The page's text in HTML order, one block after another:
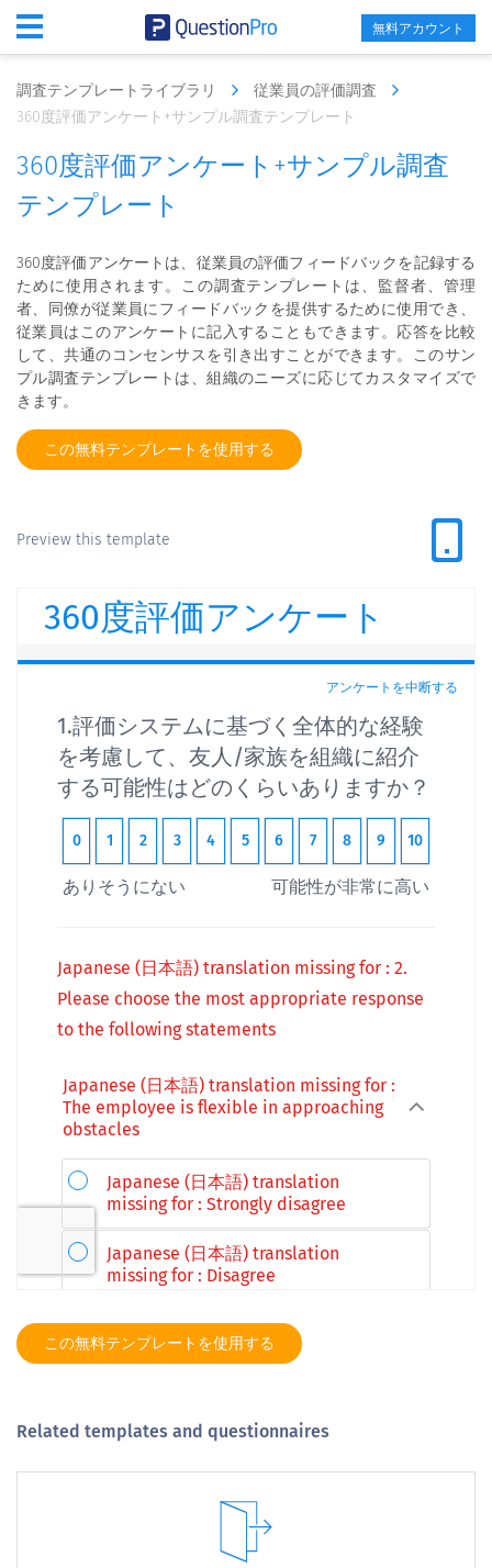
無料アカウント
調査テンプレートライブラリ
従業員の評価調査
360度評価アンケート+サンプル調査テンプレート
360度評価アンケート+サンプル調査
テンプレート
360度評価アンケートは、従業員の評価フィードバックを記録する
ために使用されます。この調査テンプレートは、監督者、管理
者、同僚が従業員にフィードバックを提供するために使用でき、
従業員はこのアンケートに記入することもできます。応答を比較
して、共通のコンセンサスを引き出すことができます。このサン
プル調査テンプレートは、組織のニーズに応じてカスタマイズで
きます。
この無料テンプレートを使用する
Preview this template
この無料テンプレートを使用する
Related templates and questionnaires